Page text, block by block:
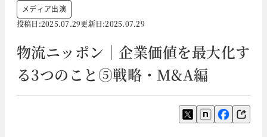
メディア出演
投稿日:2025.07.29更新日:2025.07.29
物流ニッポン｜企業価値を最大化す
る3つのこと⑤戦略・M&A編